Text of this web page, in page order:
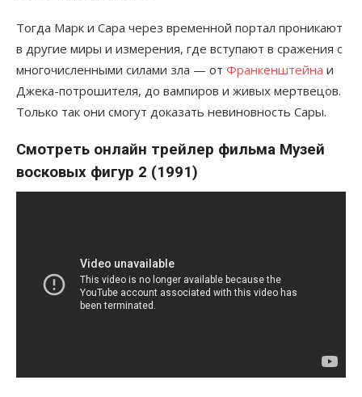
Тогда Марк и Сара через временной портал проникают
в другие миры и измерения, где вступают в сражения с
многочисленными силами зла — от Франкенштейна и
Джека-потрошителя, до вампиров и живых мертвецов.
Только так они смогут доказать невиновность Сары.
Смотреть онлайн трейлер фильма Музей
восковых фигур 2 (1991)